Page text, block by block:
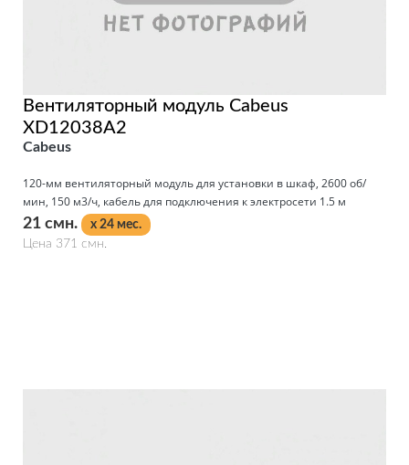
Вентиляторный модуль Cabeus
XD12038A2
Cabeus
120-мм вентиляторный модуль для установки в шкаф, 2600 об/
мин, 150 м3/ч, кабель для подключения к электросети 1.5 м
21 смн.
x 24 мес.
Цена 371 смн.